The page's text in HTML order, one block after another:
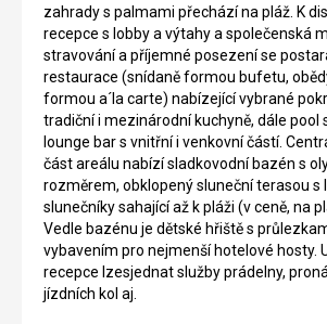
zahrady s palmami přechází na pláž. K
recepce s lobby a výtahy a společenská
stravování a příjemné posezení se
restaurace (snídaně formou bufetu,
formou a´la carte) nabízející vybrané
tradiční i mezinárodní kuchyně, dále pool
lounge bar s vnitřní i venkovní částí.
část areálu nabízí sladkovodní bazén s
rozměrem, obklopený sluneční terasou s
slunečníky sahající až k pláži (v ceně, na
Vedle bazénu je dětské hřiště s
vybavením pro nejmenší hotelové hosty.
recepce lzesjednat služby prádelny,
jízdních kol aj.